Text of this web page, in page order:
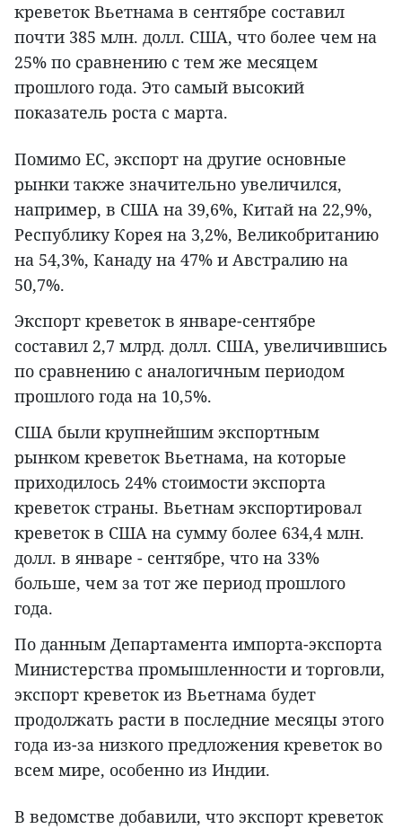
креветок Вьетнама в сентябре составил
почти 385 млн. долл. США, что более чем на
25% по сравнению с тем же месяцем
прошлого года. Это самый высокий
показатель роста с марта.
Помимо ЕС, экспорт на другие основные
рынки также значительно увеличился,
например, в США на 39,6%, Китай на 22,9%,
Республику Корея на 3,2%, Великобританию
на 54,3%, Канаду на 47% и Австралию на
50,7%.
Экспорт креветок в январе-сентябре
составил 2,7 млрд. долл. США, увеличившись
по сравнению с аналогичным периодом
прошлого года на 10,5%.
США были крупнейшим экспортным
рынком креветок Вьетнама, на которые
приходилось 24% стоимости экспорта
креветок страны. Вьетнам экспортировал
креветок в США на сумму более 634,4 млн.
долл. в январе - сентябре, что на 33%
больше, чем за тот же период прошлого
года.
По данным Департамента импорта-экспорта
Министерства промышленности и торговли,
экспорт креветок из Вьетнама будет
продолжать расти в последние месяцы этого
года из-за низкого предложения креветок во
всем мире, особенно из Индии.
В ведомстве добавили, что экспорт креветок